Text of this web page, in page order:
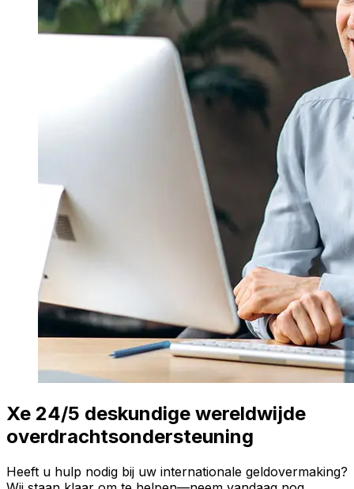
Xe 24/5 deskundige wereldwijde
overdrachtsondersteuning
Heeft u hulp nodig bij uw internationale geldovermaking?